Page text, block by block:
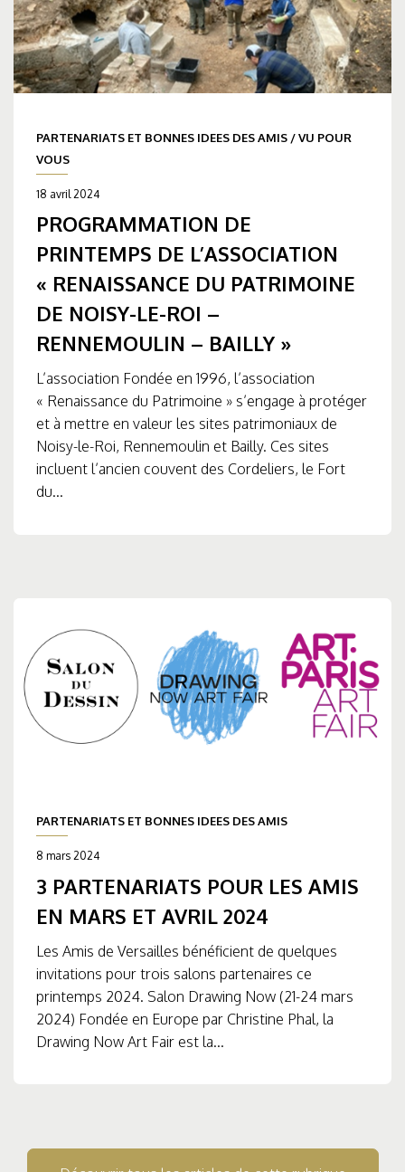
PARTENARIATS ET BONNES IDEES DES AMIS /VU POUR
VOUS
18 avril 2024
PROGRAMMATION DE
PRINTEMPS DE L’ASSOCIATION
« RENAISSANCE DU PATRIMOINE
DE NOISY-LE-ROI –
RENNEMOULIN – BAILLY »
L’association Fondée en 1996, l’association
« Renaissance du Patrimoine » s’engage à protéger
et à mettre en valeur les sites patrimoniaux de
Noisy-le-Roi, Rennemoulin et Bailly. Ces sites
incluent l’ancien couvent des Cordeliers, le Fort
du...
PARTENARIATS ET BONNES IDEES DES AMIS
8 mars 2024
3 PARTENARIATS POUR LES AMIS
EN MARS ET AVRIL 2024
Les Amis de Versailles bénéficient de quelques
invitations pour trois salons partenaires ce
printemps 2024. Salon Drawing Now (21-24 mars
2024) Fondée en Europe par Christine Phal, la
Drawing Now Art Fair est la...